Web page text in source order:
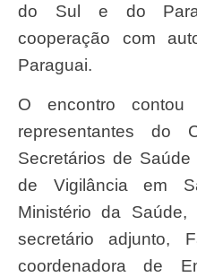
do Sul e do
cooperação com
Paraguai.
O encontro contou com a presença de
representantes do
Secretários de
de Vigilância em
Ministério da Saúde,
secretário adjunto,
coordenadora de